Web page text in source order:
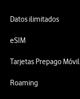
Datos ilimitados
eSIM
Tarjetas Prepago Móvil
Roaming